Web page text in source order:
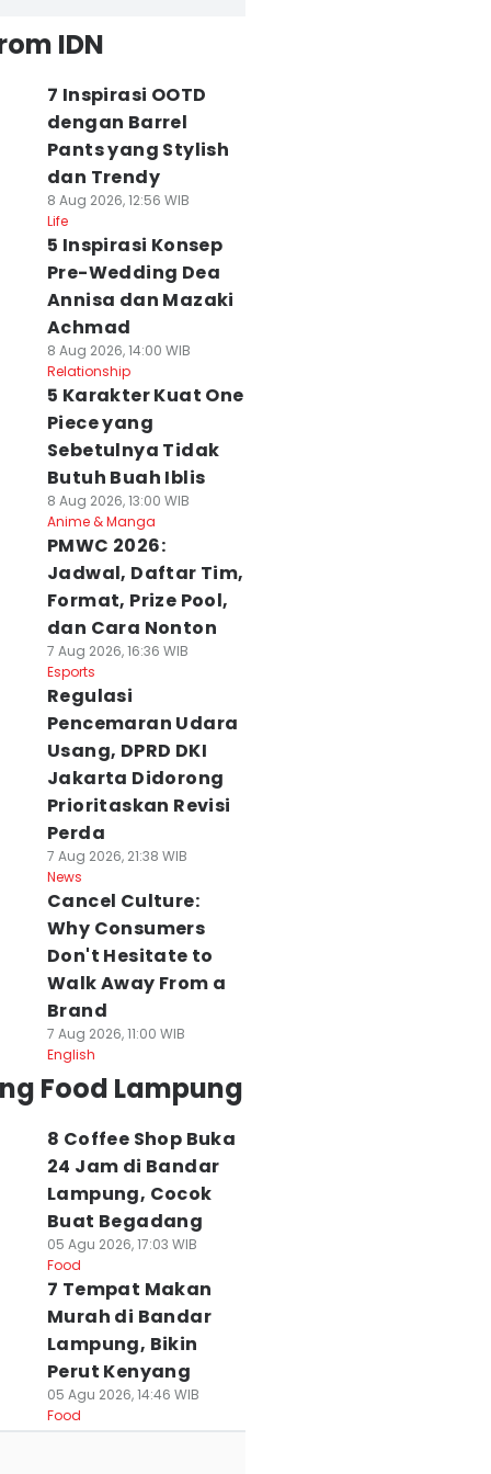
IDN
7 Inspirasi OOTD
dengan Barrel
Pants yang Stylish
dan Trendy
8 Aug 2026, 12:56 WIB
Life
5 Inspirasi Konsep
Pre-Wedding Dea
Annisa dan Mazaki
Achmad
8 Aug 2026, 14:00 WIB
Relationship
5 Karakter Kuat One
Piece yang
Sebetulnya Tidak
Butuh Buah Iblis
8 Aug 2026, 13:00 WIB
Anime & Manga
PMWC 2026:
Jadwal, Daftar Tim,
Format, Prize Pool,
dan Cara Nonton
7 Aug 2026, 16:36 WIB
Esports
Regulasi
Pencemaran Udara
Usang, DPRD DKI
Jakarta Didorong
Prioritaskan Revisi
Perda
7 Aug 2026, 21:38 WIB
News
Cancel Culture:
Why Consumers
Don't Hesitate to
Walk Away From a
Brand
7 Aug 2026, 11:00 WIB
English
Food Lampung
8 Coffee Shop Buka
24 Jam di Bandar
Lampung, Cocok
Buat Begadang
05 Agu 2026, 17:03 WIB
Food
7 Tempat Makan
Murah di Bandar
Lampung, Bikin
Perut Kenyang
05 Agu 2026, 14:46 WIB
Food